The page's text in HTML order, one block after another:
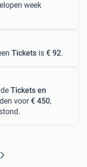
week
Tickets is € 92.
Tickets en
voor€ 450,